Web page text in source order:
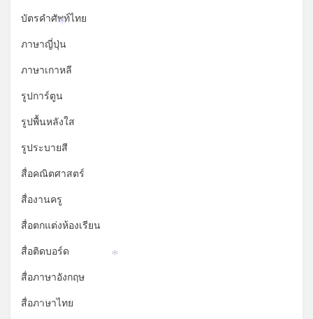
บัตรคำศัพท์ไทย
ภาษาญี่ปุ่น
ภาษาเกาหลี
รูปการ์ตูน
รูปพื้นหลังใส
รูประบายสี
สื่อคณิตศาสตร์
สื่องานครู
สื่อตกแต่งห้องเรียน
สื่อติดบอร์ด
สื่อภาษาอังกฤษ
สื่อภาษาไทย
*